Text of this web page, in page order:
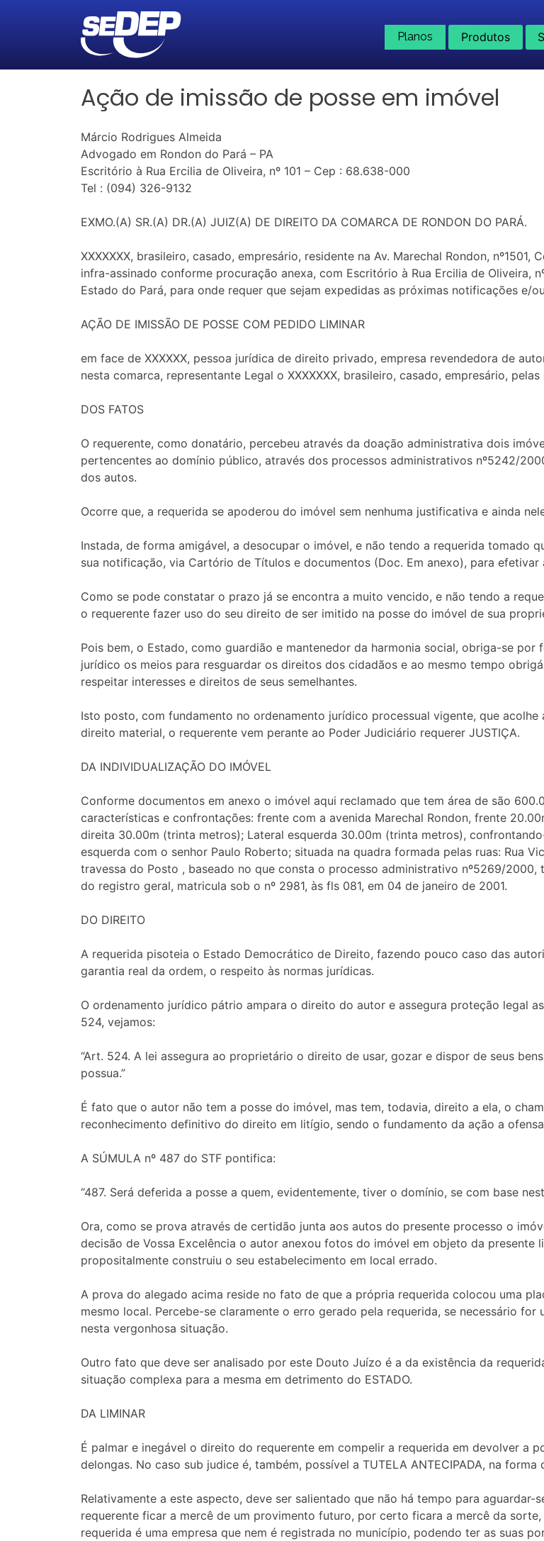
Planos Produtos
Ação de imissão de posse em imóvel
Márcio Rodrigues Almeida
Advogado em Rondon do Pará – PA
Escritório à Rua Ercilia de Oliveira, nº 101 – Cep : 68.638-000
Tel : (094) 326-9132
EXMO.(A) SR.(A) DR.(A) JUIZ(A) DE DIREITO DA COMARCA DE RONDON DO PARÁ.
XXXXXXX, brasileiro, casado, empresário, residente na Av. Marechal Rondon,
infra-assinado conforme procuração anexa, com Escritório à Rua Ercilia de Oliveira,
Estado do Pará, para onde requer que sejam expedidas as próximas notificações e/
AÇÃO DE IMISSÃO DE POSSE COM PEDIDO LIMINAR
em face de XXXXXX, pessoa jurídica de direito privado, empresa revendedora de
nesta comarca, representante Legal o XXXXXXX, brasileiro, casado, empresário,
DOS FATOS
O requerente, como donatário, percebeu através da doação administrativa dois
pertencentes ao domínio público, através dos processos administrativos nº5242/
dos autos.
Ocorre que, a requerida se apoderou do imóvel sem nenhuma justificativa e ainda
Instada, de forma amigável, a desocupar o imóvel, e não tendo a requerida tomado
sua notificação, via Cartório de Títulos e documentos (Doc. Em anexo), para
Como se pode constatar o prazo já se encontra a muito vencido, e não tendo a
o requerente fazer uso do seu direito de ser imitido na posse do imóvel de sua
Pois bem, o Estado, como guardião e mantenedor da harmonia social, obriga-se
jurídico os meios para resguardar os direitos dos cidadãos e ao mesmo tempo
respeitar interesses e direitos de seus semelhantes.
Isto posto, com fundamento no ordenamento jurídico processual vigente, que
direito material, o requerente vem perante ao Poder Judiciário requerer JUSTIÇA.
DA INDIVIDUALIZAÇÃO DO IMÓVEL
Conforme documentos em anexo o imóvel aqui reclamado que tem área de são
características e confrontações: frente com a avenida Marechal Rondon, frente
direita 30.00m (trinta metros); Lateral esquerda 30.00m (trinta metros),
esquerda com o senhor Paulo Roberto; situada na quadra formada pelas ruas: Rua
travessa do Posto , baseado no que consta o processo administrativo nº5269/2000,
do registro geral, matricula sob o nº 2981, às fls 081, em 04 de janeiro de 2001.
DO DIREITO
A requerida pisoteia o Estado Democrático de Direito, fazendo pouco caso das
garantia real da ordem, o respeito às normas jurídicas.
O ordenamento jurídico pátrio ampara o direito do autor e assegura proteção legal
524, vejamos:
“Art. 524. A lei assegura ao proprietário o direito de usar, gozar e dispor de seus
possua.”
É fato que o autor não tem a posse do imóvel, mas tem, todavia, direito a ela, o
reconhecimento definitivo do direito em litígio, sendo o fundamento da ação a
A SÚMULA nº 487 do STF pontifica:
“487. Será deferida a posse a quem, evidentemente, tiver o domínio, se com base
Ora, como se prova através de certidão junta aos autos do presente processo o
decisão de Vossa Excelência o autor anexou fotos do imóvel em objeto da presente
propositalmente construiu o seu estabelecimento em local errado.
A prova do alegado acima reside no fato de que a própria requerida colocou uma
mesmo local. Percebe-se claramente o erro gerado pela requerida, se necessário
nesta vergonhosa situação.
Outro fato que deve ser analisado por este Douto Juízo é a da existência da
situação complexa para a mesma em detrimento do ESTADO.
DA LIMINAR
É palmar e inegável o direito do requerente em compelir a requerida em devolver a
delongas. No caso sub judice é, também, possível a TUTELA ANTECIPADA, na
Relativamente a este aspecto, deve ser salientado que não há tempo para
requerente ficar a mercê de um provimento futuro, por certo ficara a mercê da
requerida é uma empresa que nem é registrada no município, podendo ter as suas